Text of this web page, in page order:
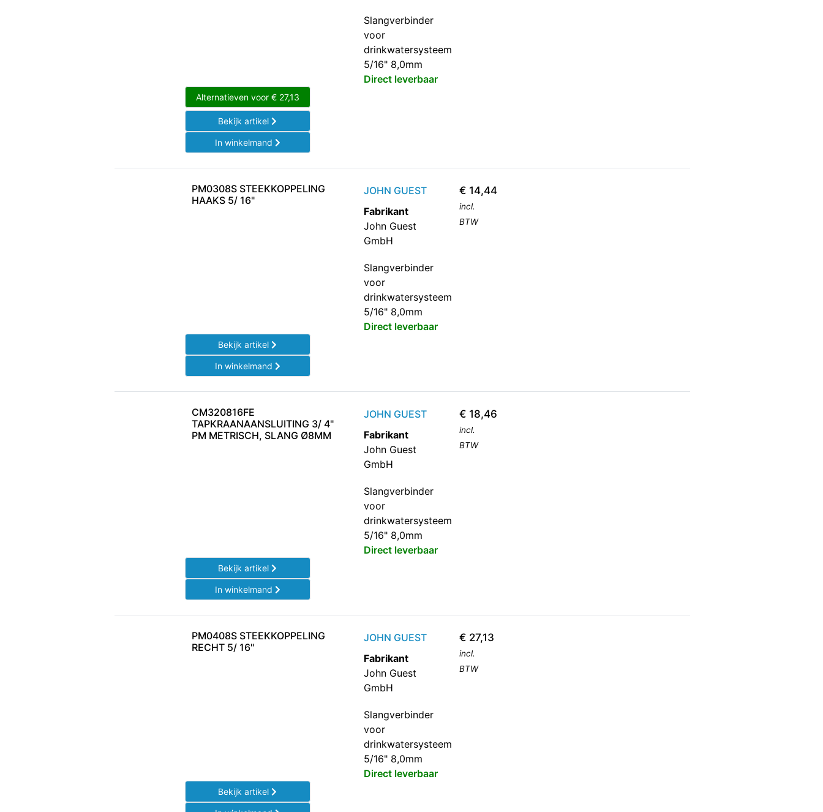
Slangverbinder
voor
drinkwatersysteem
5/16" 8,0mm
Direct leverbaar
Alternatieven voor €27,13
Bekijk artikel
In winkelmand
PM0308S STEEKKOPPELING
HAAKS 5/ 16"
JOHN GUEST
Fabrikant
John Guest
GmbH
Slangverbinder
voor
drinkwatersysteem
5/16" 8,0mm
Direct leverbaar
€ 14,44
incl.
BTW
Bekijk artikel
In winkelmand
CM320816FE
TAPKRAANAANSLUITING 3/ 4"
PM METRISCH, SLANG Ø8MM
JOHN GUEST
Fabrikant
John Guest
GmbH
Slangverbinder
voor
drinkwatersysteem
5/16" 8,0mm
Direct leverbaar
€ 18,46
incl.
BTW
Bekijk artikel
In winkelmand
PM0408S STEEKKOPPELING
RECHT 5/ 16"
JOHN GUEST
Fabrikant
John Guest
GmbH
Slangverbinder
voor
drinkwatersysteem
5/16" 8,0mm
Direct leverbaar
€ 27,13
incl.
BTW
Bekijk artikel